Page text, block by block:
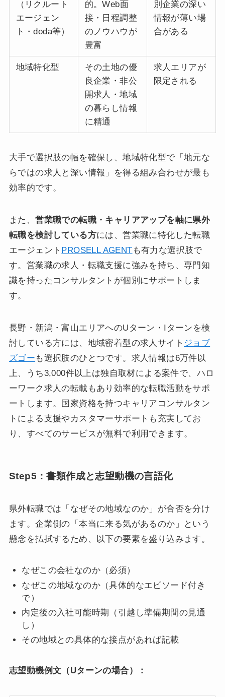
（リクルート
エージェン
ト・doda等）
的。Web面
接・日程調整
のノウハウが
豊富
別企業の深い
情報が薄い場
合がある
地域特化型
その土地の優
良企業・非公
開求人・地域
の暮らし情報
に精通
求人エリアが
限定される
大手で選択肢の幅を確保し、地域特化型で「地元な
らではの求人と深い情報」を得る組み合わせが最も
効率的です。
また、営業職での転職・キャリアアップを軸に県外
転職を検討している方には、営業職に特化した転職
エージェント PROSELL AGENT も有力な選択肢で
す。営業職の求人・転職支援に強みを持ち、専門知
識を持ったコンサルタントが個別にサポートしま
す。
長野・新潟・富山エリアへのUターン・Iターンを検
討している方には、地域密着型の求人サイト ジョブ
ズゴー も選択肢のひとつです。求人情報は6万件以
上、うち3,000件以上は独自取材による案件で、ハロ
ーワーク求人の転載もあり効率的な転職活動をサポ
ートします。国家資格を持つキャリアコンサルタン
トによる支援やカスタマーサポートも充実してお
り、すべてのサービスが無料で利用できます。
Step5：書類作成と志望動機の言語化
県外転職では「なぜその地域なのか」が合否を分け
ます。企業側の「本当に来る気があるのか」という
懸念を払拭するため、以下の要素を盛り込みます。
なぜこの会社なのか（必須）
なぜこの地域なのか（具体的なエピソード付き
で）
内定後の入社可能時期（引越し準備期間の見通
し）
その地域との具体的な接点があれば記載
志望動機例文（Uターンの場合）：